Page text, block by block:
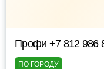
Профи +7 812 986
ПО ГОРОДУ